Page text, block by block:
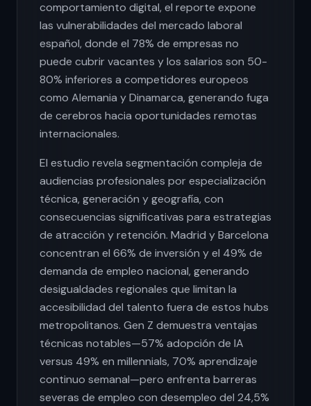
comportamiento digital, el reporte expone
las vulnerabilidades del mercado laboral
español, donde el 78% de empresas no
puede cubrir vacantes y los salarios son 50-
80% inferiores a competidores europeos
como Alemania y Dinamarca, generando fuga
de cerebros hacia oportunidades remotas
internacionales.
El estudio revela segmentación compleja de
audiencias profesionales por especialización
técnica, generación y geografía, con
consecuencias significativas para estrategias
de atracción y retención. Madrid y Barcelona
concentran el 66% de inversión y el 49% de
demanda de empleo nacional, generando
desigualdades regionales que limitan la
accesibilidad del talento fuera de estos hubs
metropolitanos. Gen Z demuestra ventajas
técnicas notables—57% adopción de IA
versus 49% en millennials, 70% aprendizaje
continuo semanal—pero enfrenta barreras
severas de empleo con desempleo del 24,5%